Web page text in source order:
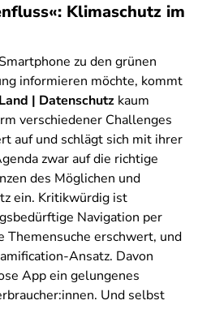
Klimaschutz im
zu den grünen
informieren möchte, kommt
| Datenschutz kaum
verschiedener Challenges
auf und schlägt sich mit ihrer
zwar auf die richtige
des Möglichen und
ein. Kritikwürdig ist
Navigation per
Themensuche erschwert, und
Ansatz. Davon
App ein gelungenes
Und selbst